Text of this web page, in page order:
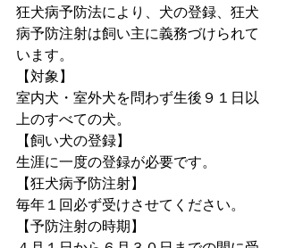
狂犬病予防法により、犬の登録、狂犬
病予防注射は飼い主に義務づけられて
います。
【対象】
室内犬・室外犬を問わず生後９１日以
上のすべての犬。
【飼い犬の登録】
生涯に一度の登録が必要です。
【狂犬病予防注射】
毎年１回必ず受けさせてください。
【予防注射の時期】